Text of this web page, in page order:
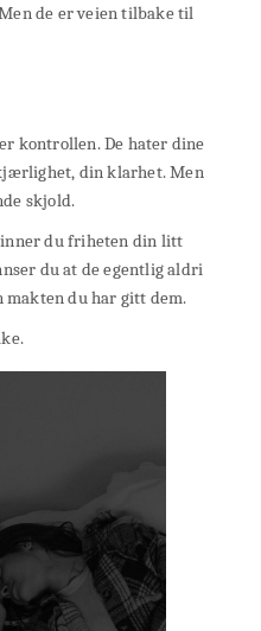
de er veien tilbake til
kontrollen. De hater dine
din klarhet. Men
skjold.
du friheten din litt
du at de egentlig aldri
makten du har gitt dem.